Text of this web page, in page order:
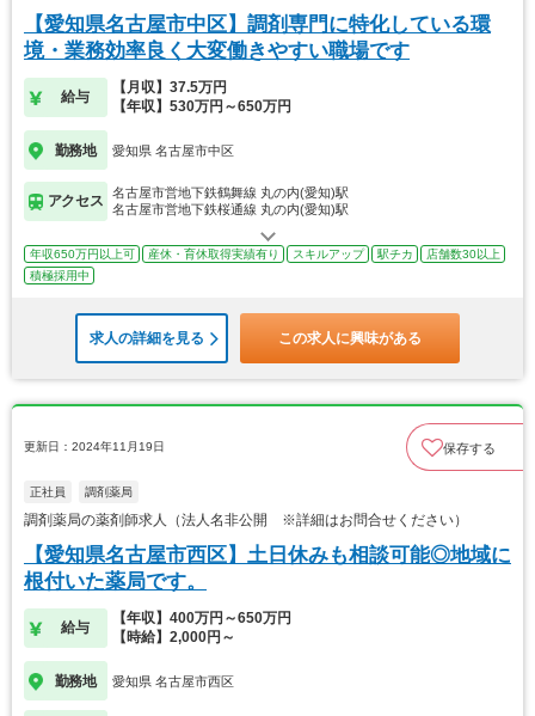
【愛知県名古屋市中区】調剤専門に特化している環
境・業務効率良く大変働きやすい職場です
給与
【月収】37.5万円
【年収】530万円～650万円
勤務地 愛知県 名古屋市中区
アクセス
名古屋市営地下鉄鶴舞線 丸の内(愛知)駅
名古屋市営地下鉄桜通線 丸の内(愛知)駅
年収650万円以上可 産休・育休取得実績有り スキルアップ 駅チカ
店舗数30以上
積極採用中
求人の詳細を見る この求人に興味がある
更新日：2024年11月19日 保存する
正社員 調剤薬局
調剤薬局の薬剤師求人（法人名非公開 ※詳細はお問合せください）
【愛知県名古屋市西区】土日休みも相談可能◎地域に
根付いた薬局です。
給与
【年収】400万円～650万円
【時給】2,000円～
勤務地 愛知県 名古屋市西区